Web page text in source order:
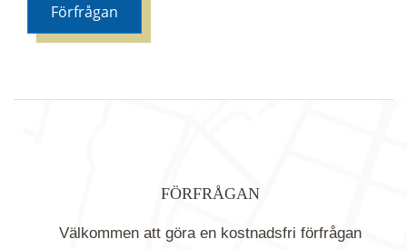
Förfrågan
FÖRFRÅGAN
Välkommen att göra en kostnadsfri förfrågan